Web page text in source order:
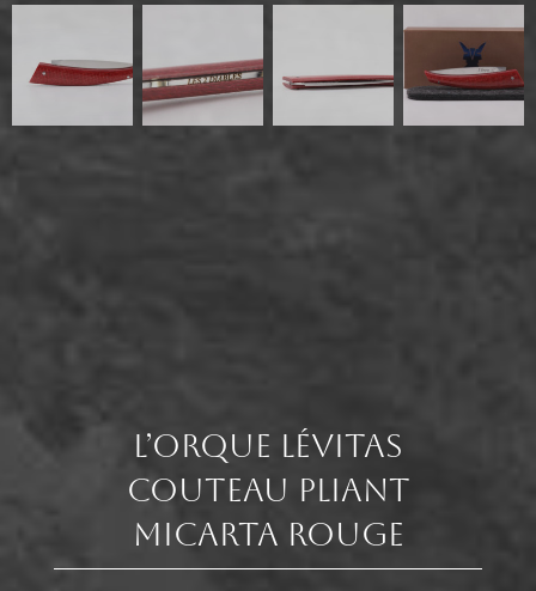
L’Orque Lévitas
Couteau pliant
micarta rouge